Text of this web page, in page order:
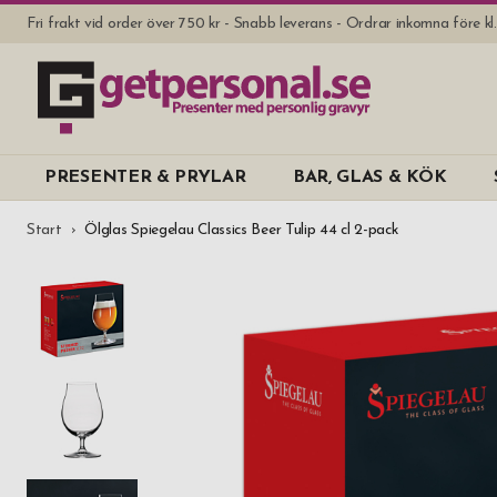
Fri frakt vid order över 750 kr - Snabb leverans - Ordrar inkomna före
PRESENTER & PRYLAR BAR, GLAS & KÖK
Start Ölglas Spiegelau Classics Beer Tulip 44 cl 2-pack